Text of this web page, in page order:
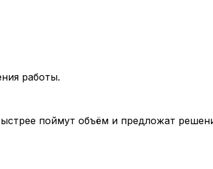
работы.
поймут объём и предложат